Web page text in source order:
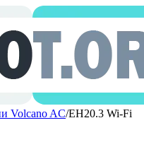
Volcano AC/EH20.3 Wi-Fi